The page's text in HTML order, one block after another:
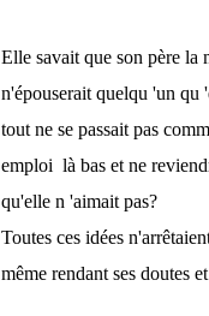
Elle savait que son père
n'épouserait quelqu 'un qu
tout ne se passait pas
emploi là bas et ne
qu'elle n 'aimait pas?
Toutes ces idées
même rendant ses doutes